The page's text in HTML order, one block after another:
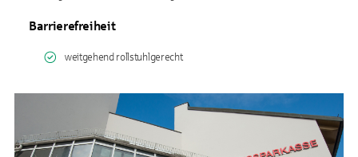
Barrierefreiheit
weitgehend rollstuhlgerecht